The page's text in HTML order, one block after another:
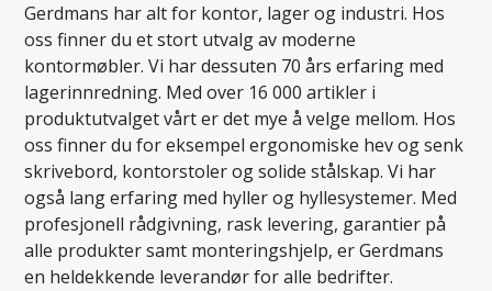
Gerdmans har alt for kontor, lager og industri. Hos
oss finner du et stort utvalg av moderne
kontormøbler. Vi har dessuten 70 års erfaring med
lagerinnredning. Med over 16 000 artikler i
produktutvalget vårt er det mye å velge mellom. Hos
oss finner du for eksempel ergonomiske hev og senk
skrivebord, kontorstoler og solide stålskap. Vi har
også lang erfaring med hyller og hyllesystemer. Med
profesjonell rådgivning, rask levering, garantier på
alle produkter samt monteringshjelp, er Gerdmans
en heldekkende leverandør for alle bedrifter.